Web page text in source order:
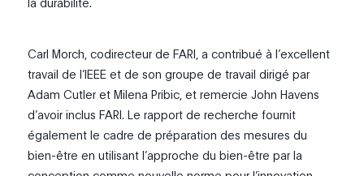
Carl Morch, codirecteur de FARI, a contribué à l’excellent
travail de l’IEEE et de son groupe de travail dirigé par
Adam Cutler et Milena Pribic, et remercie John Havens
d’avoir inclus FARI. Le rapport de recherche fournit
également le cadre de préparation des mesures du
bien-être en utilisant l’approche du bien-être par la